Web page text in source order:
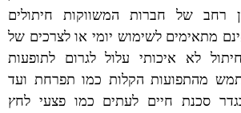
רחב של חברות המשווקות חיתולים
מתאימים לשימוש יומי או לצרכים של
לא איכותי עלול לגרום לתופעות
מהתפועות הקלות כמו תפרחת ועד
סכנת חיים לעתים כמו פצעי לחץ